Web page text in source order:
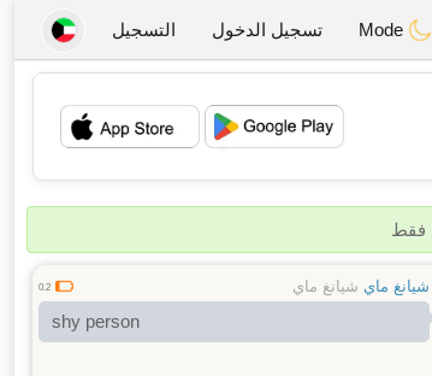
تسجيل الدخول التسجيل
💖
فقط
شيانغ ماي شيانغ ماي 0.2
shy person